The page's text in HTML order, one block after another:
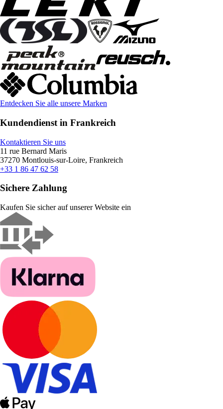
Entdecken Sie alle unsere Marken
Kundendienst in Frankreich
Kontaktieren Sie uns
11 rue Bernard Maris
37270 Montlouis-sur-Loire, Frankreich
+33 1 86 47 62 58
Sichere Zahlung
Kaufen Sie sicher auf unserer Website ein